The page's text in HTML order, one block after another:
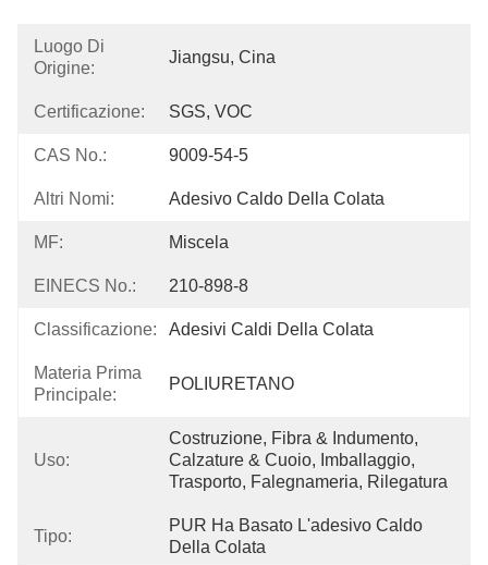
Luogo Di
Origine:
Jiangsu, Cina
Certificazione: SGS, VOC
CAS No.: 9009-54-5
Altri Nomi: Adesivo Caldo Della Colata
MF: Miscela
EINECS No.: 210-898-8
Classificazione: Adesivi Caldi Della Colata
Materia Prima
Principale:
POLIURETANO
Uso:
Costruzione, Fibra & Indumento,
Calzature & Cuoio, Imballaggio,
Trasporto, Falegnameria, Rilegatura
Tipo:
PUR Ha Basato L'adesivo Caldo
Della Colata